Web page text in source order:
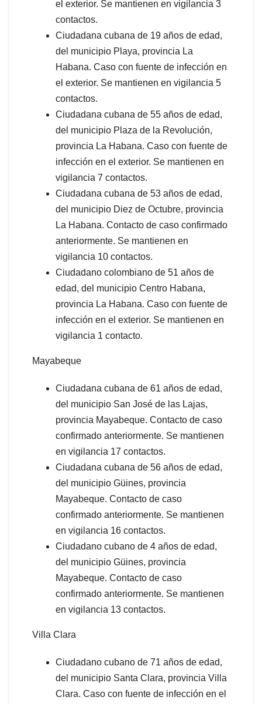
el exterior. Se mantienen en vigilancia 3
contactos.
Ciudadana cubana de 19 años de edad,
del municipio Playa, provincia La
Habana. Caso con fuente de infección en
el exterior. Se mantienen en vigilancia 5
contactos.
Ciudadana cubana de 55 años de edad,
del municipio Plaza de la Revolución,
provincia La Habana. Caso con fuente de
infección en el exterior. Se mantienen en
vigilancia 7 contactos.
Ciudadana cubana de 53 años de edad,
del municipio Diez de Octubre, provincia
La Habana. Contacto de caso confirmado
anteriormente. Se mantienen en
vigilancia 10 contactos.
Ciudadano colombiano de 51 años de
edad, del municipio Centro Habana,
provincia La Habana. Caso con fuente de
infección en el exterior. Se mantienen en
vigilancia 1 contacto.
Mayabeque
Ciudadana cubana de 61 años de edad,
del municipio San José de las Lajas,
provincia Mayabeque. Contacto de caso
confirmado anteriormente. Se mantienen
en vigilancia 17 contactos.
Ciudadana cubana de 56 años de edad,
del municipio Güines, provincia
Mayabeque. Contacto de caso
confirmado anteriormente. Se mantienen
en vigilancia 16 contactos.
Ciudadano cubano de 4 años de edad,
del municipio Güines, provincia
Mayabeque. Contacto de caso
confirmado anteriormente. Se mantienen
en vigilancia 13 contactos.
Villa Clara
Ciudadano cubano de 71 años de edad,
del municipio Santa Clara, provincia Villa
Clara. Caso con fuente de infección en el